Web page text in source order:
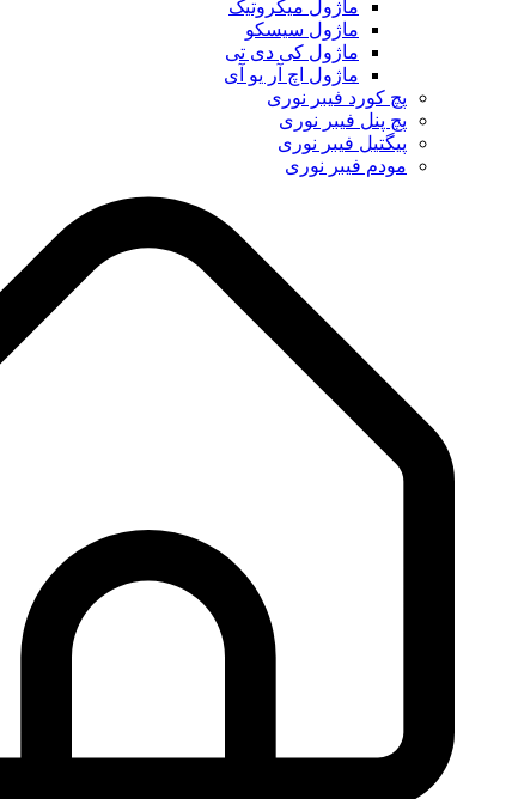
ماژول میکروتیک
ماژول سیسکو
ماژول کی دی تی
ماژول اچ آر یو آی
پچ کورد فیبر نوری
پچ پنل فیبر نوری
پیگتیل فیبر نوری
مودم فیبر نوری